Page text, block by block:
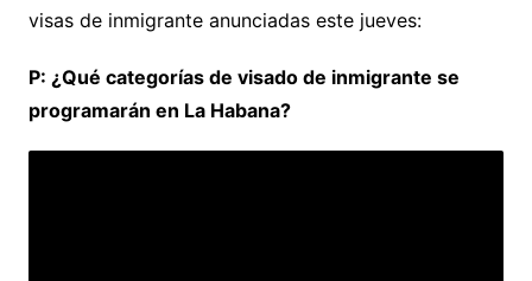
visas de inmigrante anunciadas este jueves:
P: ¿Qué categorías de visado de inmigrante se
programarán en La Habana?